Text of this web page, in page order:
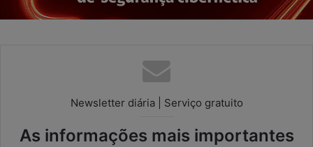
Newsletter diária | Serviço gratuito
As informações mais importantes